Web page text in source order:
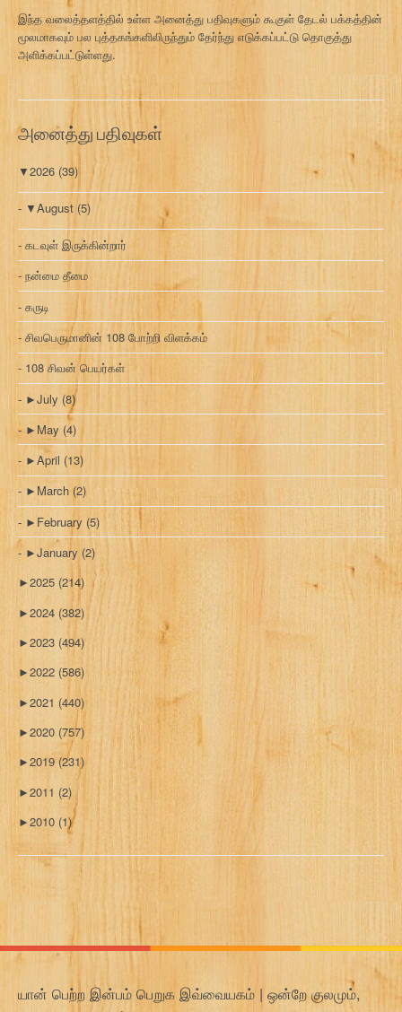
இந்த வலைத்தளத்தில் உள்ள அனைத்து பதிவுகளும் கூகுள் தேடல் பக்கத்தின்
மூலமாகவும் பல புத்தகங்களிலிருந்தும் தேர்ந்து எடுக்கப்பட்டு தொகுத்து
அளிக்கப்பட்டுள்ளது.
அனைத்து பதிவுகள்
▼2026 (39)
▼August (5)
கடவுள் இருக்கின்றார்
நன்மை தீமை
கருடி
சிவபெருமானின் 108 போற்றி விளக்கம்
108 சிவன் பெயர்கள்
►July (8)
► May (4)
►April (13)
► March (2)
► February (5)
►January (2)
►2025 (214)
►2024 (382)
►2023 (494)
►2022 (586)
►2021 (440)
►2020 (757)
►2019 (231)
►2011 (2)
►2010 (1)
யான் பெற்ற இன்பம் பெறுக இவ்வையகம் | ஒன்றே குலமும்,